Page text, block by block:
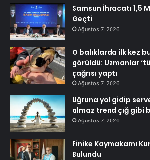
Samsun İhracatı 1,5
Geçti
Ağustos 7, 2026
O balıklarda ilk kez
görüldü: Uzmanlar
çağrısı yaptı
Ağustos 7, 2026
Uğruna yol gidip
almaz trend çığ gibi
Ağustos 7, 2026
Finike Kaymakamı
Bulundu